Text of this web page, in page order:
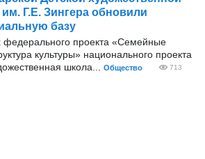
Г.Е. Зингера обновили
базу
федерального проекта «Семейные
культуры» национального проекта
школа...
Общество 713